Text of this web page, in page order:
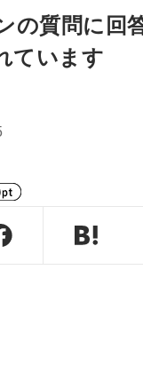
の質問に回
ています